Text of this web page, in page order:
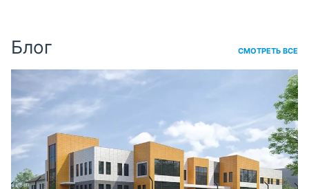
Блог СМОТРЕТЬ ВСЕ